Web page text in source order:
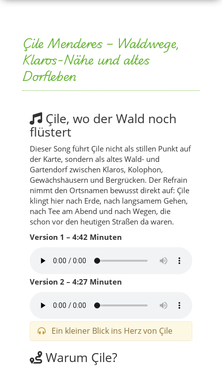
Çile Menderes – Waldwege,
Klaros-Nähe und altes
Dorfleben
Çile, wo der Wald noch
flüstert
Dieser Song führt Çile nicht als stillen Punkt auf
der Karte, sondern als altes Wald- und
Gartendorf zwischen Klaros, Kolophon,
Gewächshäusern und Bergrücken. Der Refrain
nimmt den Ortsnamen bewusst direkt auf: Çile
klingt hier nach Erde, nach langsamem Gehen,
nach Tee am Abend und nach Wegen, die
schon vor den heutigen Straßen da waren.
Version 1 – 4:42 Minuten
Version 2 – 4:27 Minuten
Ein kleiner Blick ins Herz von Çile
Warum Çile?